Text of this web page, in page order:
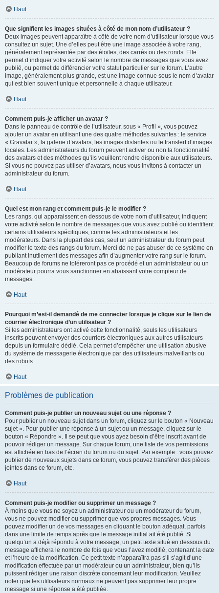
Haut
Que signifient les images situées à côté de mon nom d’utilisateur ?
Deux images peuvent apparaître à côté de votre nom d’utilisateur lorsque vous
consultez un sujet. Une d’elles peut être une image associée à votre rang,
généralement représentée par des étoiles, des carrés ou des ronds. Elle
permet d’indiquer votre activité selon le nombre de messages que vous avez
publié, ou permet de différencier votre statut particulier sur le forum. L’autre
image, généralement plus grande, est une image connue sous le nom d’avatar
qui est bien souvent unique et personnelle à chaque utilisateur.
Haut
Comment puis-je afficher un avatar ?
Dans le panneau de contrôle de l’utilisateur, sous « Profil », vous pouvez
ajouter un avatar en utilisant une des quatre méthodes suivantes : le service
« Gravatar », la galerie d’avatars, les images distantes ou le transfert d’images
locales. Les administrateurs du forum peuvent activer ou non la fonctionnalité
des avatars et des méthodes qu’ils veuillent rendre disponible aux utilisateurs.
Si vous ne pouvez pas utiliser d’avatars, nous vous invitons à contacter un
administrateur du forum.
Haut
Quel est mon rang et comment puis-je le modifier ?
Les rangs, qui apparaissent en dessous de votre nom d’utilisateur, indiquent
votre activité selon le nombre de messages que vous avez publié ou identifient
certains utilisateurs spécifiques, comme les administrateurs et les
modérateurs. Dans la plupart des cas, seul un administrateur du forum peut
modifier le texte des rangs du forum. Merci de ne pas abuser de ce système en
publiant inutilement des messages afin d’augmenter votre rang sur le forum.
Beaucoup de forums ne toléreront pas ce procédé et un administrateur ou un
modérateur pourra vous sanctionner en abaissant votre compteur de
messages.
Haut
Pourquoi m’est-il demandé de me connecter lorsque je clique sur le lien de
courrier électronique d’un utilisateur ?
Si les administrateurs ont activé cette fonctionnalité, seuls les utilisateurs
inscrits peuvent envoyer des courriers électroniques aux autres utilisateurs
depuis un formulaire dédié. Cela permet d’empêcher une utilisation abusive
du système de messagerie électronique par des utilisateurs malveillants ou
des robots.
Haut
Problèmes de publication
Comment puis-je publier un nouveau sujet ou une réponse ?
Pour publier un nouveau sujet dans un forum, cliquez sur le bouton « Nouveau
sujet ». Pour publier une réponse à un sujet ou un message, cliquez sur le
bouton « Répondre ». Il se peut que vous ayez besoin d’être inscrit avant de
pouvoir rédiger un message. Sur chaque forum, une liste de vos permissions
est affichée en bas de l’écran du forum ou du sujet. Par exemple : vous pouvez
publier de nouveaux sujets dans ce forum, vous pouvez transférer des pièces
jointes dans ce forum, etc.
Haut
Comment puis-je modifier ou supprimer un message ?
À moins que vous ne soyez un administrateur ou un modérateur du forum,
vous ne pouvez modifier ou supprimer que vos propres messages. Vous
pouvez modifier un de vos messages en cliquant le bouton adéquat, parfois
dans une limite de temps après que le message initial ait été publié. Si
quelqu’un a déjà répondu à votre message, un petit texte situé en dessous du
message affichera le nombre de fois que vous l’avez modifié, contenant la date
et l’heure de la modification. Ce petit texte n’apparaîtra pas s’il s’agit d’une
modification effectuée par un modérateur ou un administrateur, bien qu’ils
puissent rédiger une raison discrète concernant leur modification. Veuillez
noter que les utilisateurs normaux ne peuvent pas supprimer leur propre
message si une réponse a été publiée.